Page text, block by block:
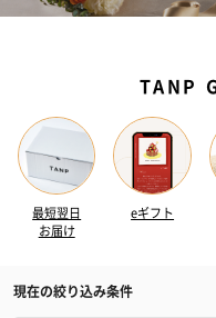
TANP
最短翌日
お届け
eギフト
現在の絞り込み条件